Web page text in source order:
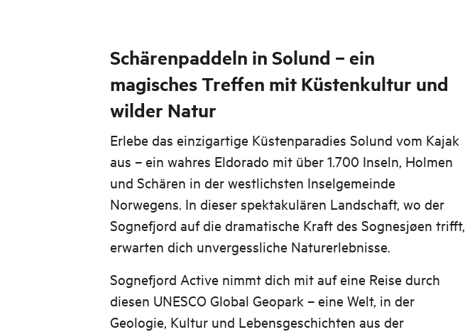
Schärenpaddeln in Solund – ein
magisches Treffen mit Küstenkultur und
wilder Natur
Erlebe das einzigartige Küstenparadies Solund vom Kajak
aus – ein wahres Eldorado mit über 1.700 Inseln, Holmen
und Schären in der westlichsten Inselgemeinde
Norwegens. In dieser spektakulären Landschaft, wo der
Sognefjord auf die dramatische Kraft des Sognesjøen trifft,
erwarten dich unvergessliche Naturerlebnisse.
Sognefjord Active nimmt dich mit auf eine Reise durch
diesen UNESCO Global Geopark – eine Welt, in der
Geologie, Kultur und Lebensgeschichten aus der